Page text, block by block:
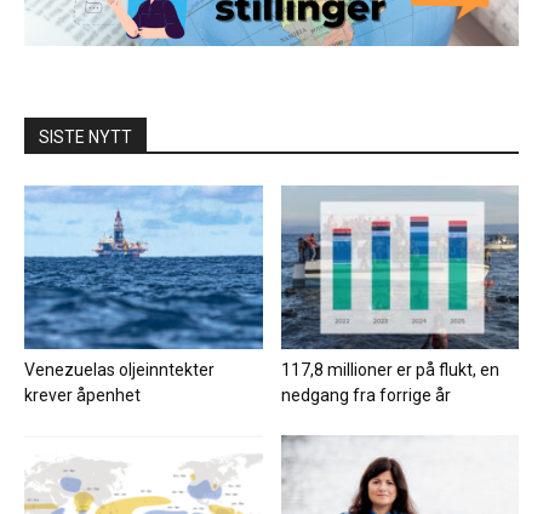
SISTE NYTT
Venezuelas oljeinntekter
krever åpenhet
117,8 millioner er på flukt, en
nedgang fra forrige år